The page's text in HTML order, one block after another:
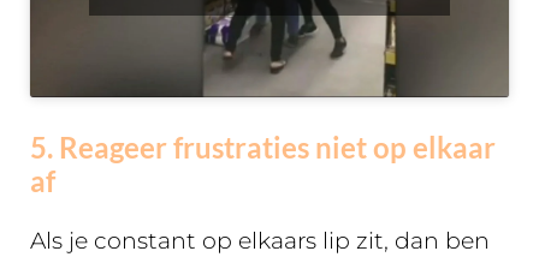
5. Reageer frustraties niet op elkaar
af
Als je constant op elkaars lip zit, dan ben